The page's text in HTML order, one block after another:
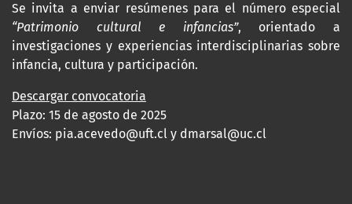
Se invita a enviar resúmenes para el número especial
“Patrimonio cultural e infancias”, orientado a
investigaciones y experiencias interdisciplinarias sobre
infancia, cultura y participación.
Descargar convocatoria
Plazo: 15 de agosto de 2025
Envíos: pia.acevedo@uft.cl y dmarsal@uc.cl